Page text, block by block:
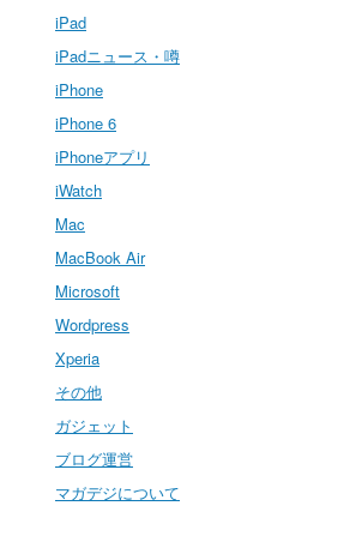
iPad
iPadニュース・噂
iPhone
iPhone 6
iPhoneアプリ
iWatch
Mac
MacBook Air
Microsoft
Wordpress
Xperia
その他
ガジェット
ブログ運営
マガデジについて